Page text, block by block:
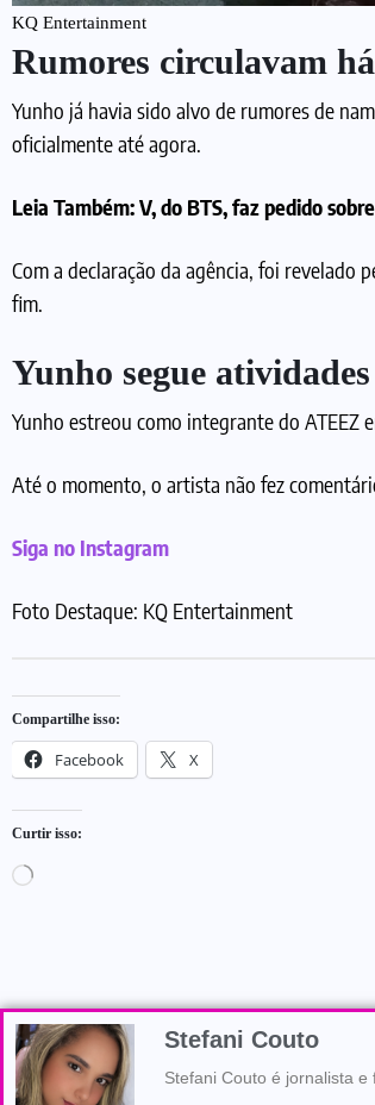
KQ Entertainment
Rumores circulavam
Yunho já havia sido alvo de rumores de
oficialmente até agora.
Leia Também:V, do BTS, faz pedido
Com a declaração da agência, foi revelado
fim.
Yunho segue
Yunho estreou como integrante do ATEEZ
Até o momento, o artista não fez
Siga no Instagram
Foto Destaque: KQ Entertainment
Compartilhe isso:
Facebook X
Curtir isso:
Stefani Couto
Stefani Couto é jornalista